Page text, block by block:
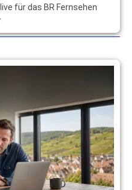
für das BR Fernsehen